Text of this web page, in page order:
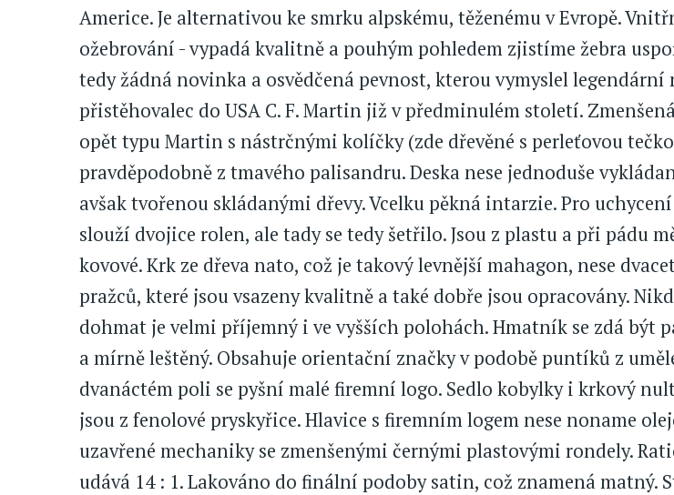
Americe. Je alternativou ke smrku alpskému, těženému v Evropě.
ožebrování - vypadá kvalitně a pouhým pohledem zjistíme žebra
tedy žádná novinka a osvědčená pevnost, kterou vymyslel legendární
přistěhovalec do USA C. F. Martin již v předminulém století.
opět typu Martin s nástrčnými kolíčky (zde dřevěné s perleťovou
pravděpodobně z tmavého palisandru. Deska nese jednoduše
avšak tvořenou skládanými dřevy. Vcelku pěkná intarzie. Pro
slouží dvojice rolen, ale tady se tedy šetřilo. Jsou z plastu a při pádu
kovové. Krk ze dřeva nato, což je takový levnější mahagon, nese
pražců, které jsou vsazeny kvalitně a také dobře jsou opracovány.
dohmat je velmi příjemný i ve vyšších polohách. Hmatník se zdá být
a mírně leštěný. Obsahuje orientační značky v podobě puntíků z
dvanáctém poli se pyšní malé firemní logo. Sedlo kobylky i krkový
jsou z fenolové pryskyřice. Hlavice s firemním logem nese noname
uzavřené mechaniky se zmenšenými černými plastovými rondely.
udává 14 : 1. Lakováno do finální podoby satin, což znamená matný.